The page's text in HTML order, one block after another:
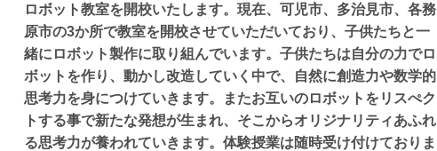
ロボット教室を開校いたします。現在、可児市、多治見市、各務
原市の3か所で教室を開校させていただいており、子供たちと一
緒にロボット製作に取り組んでいます。子供たちは自分の力でロ
ボットを作り、動かし改造していく中で、自然に創造力や数学的
思考力を身につけていきます。またお互いのロボットをリスぺク
トする事で新たな発想が生まれ、そこからオリジナリティあふれ
る思考力が養われていきます。体験授業は随時受け付けておりま